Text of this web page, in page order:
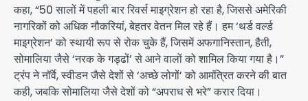
कहा, “50 सालों में पहली बार रिवर्स माइग्रेशन हो रहा है, जिससे अमेरिकी
नागरिकों को अधिक नौकरियां, बेहतर वेतन मिल रहे हैं। हम ‘थर्ड वर्ल्ड
माइग्रेशन’ को स्थायी रूप से रोक चुके हैं, जिसमें अफगानिस्तान, हैती,
सोमालिया जैसे ‘नरक के गड्ढों’ से आने वालों को शामिल किया गया है।”
ट्रंप ने नॉर्वे, स्वीडन जैसे देशों से ‘अच्छे लोगों’ को आमंत्रित करने की बात
कही, जबकि सोमालिया जैसे देशों को “अपराध से भरे” करार दिया।